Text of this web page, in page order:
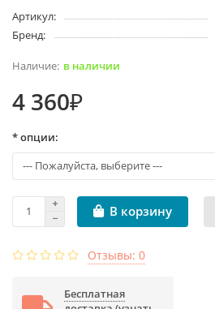
Артикул:
Бренд:
в наличии
4 360₽
* опции:
В корзину
Отзывы: 0
Бесплатная